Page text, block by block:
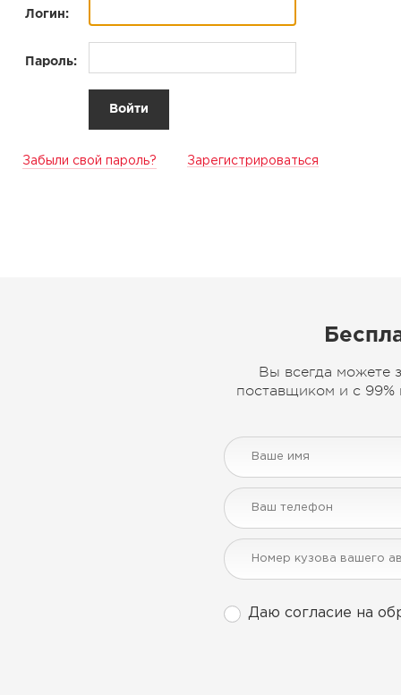
Логин:
Пароль:
Забыли свой пароль? Зарегистрироваться
Вы всегда можете
поставщиком и с 99%
Даю согласие на